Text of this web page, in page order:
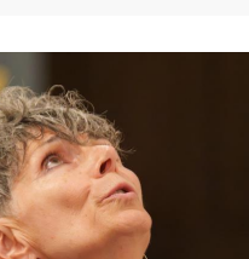
balades contées,
pour tous et tout au long